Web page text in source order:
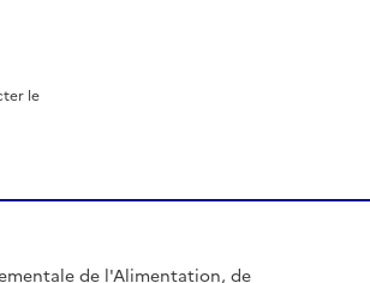
le
de l'Alimentation, de